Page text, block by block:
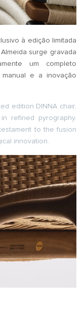
à edição limitada
surge gravada
um completo
e a inovação
edition DINNA chair,
refined pyrography.
to the fusion
innovation.